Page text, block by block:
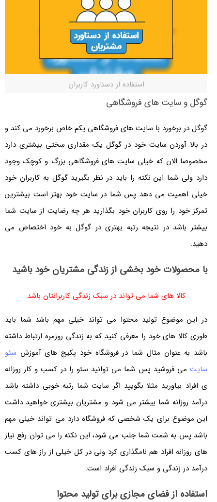
استفاده از دستاورد کاربران
گوگل و سایت های فروشگاهی
گوگل در برخورد با سایت های فروشگاهی یکم خاص برخورد می کند و
در بالا آوردن سایت خود در گوگل یک مقداری سختی بیشتری دارد
مخصوصا الان که خیلی سایت های فروشگاهی بزرگ و کوچک وجود
دارد ولی شما این نکته را باید در نظر بگیرید گوگل به کاربران خود
خیلی اهمیت می دهد پس شما در سایت خود بهتر است بیشترین
تمرکز خود را روی کاربران خود بگذارید هر چه رضایت از سایت شما
بیشتر باشد در نتیجه رتبه بهتری در گوگل به خود اختصاص می
دهید.
با محصولات خود بخشی از زندگی مشتریان خود باشید
کالا های شما می تواند در سبک زندگی کاربرانتان باشد
در این موضوع تولید محتوا می تواند خیلی مهم باشد شما باید
طوری کالا های خود را معرفی کنید که به زندگی روزمره ارتباط داشته
باشد به عنوان مثال شما در فروشگاه خود پکیج های آموزش سئو
سایتمی فروشید پس شما می توانید سئو را در کسب و کار روزانه
ی افراد بیاورید مثلا بگویید اگر سایت شما رتبه خوبی داشته باشد
درآمد روزانه شما بیشتر می شود و مشتریان بیشتری خواهید داشت
این موضوع برای یک شخصی که فروشگاه دارد می تواند خیلی مهم
باشد پس به شمت شما جلب می شود، این نکته را می توان رفع نیاز
های روزانه افراد هم نامگذاری کرد ولی در کل خیلی از راز های کسب
درآمد در زندگی و سبک زندگی افراد است.
استفاده از فضای مجازی برای تولید محتوا